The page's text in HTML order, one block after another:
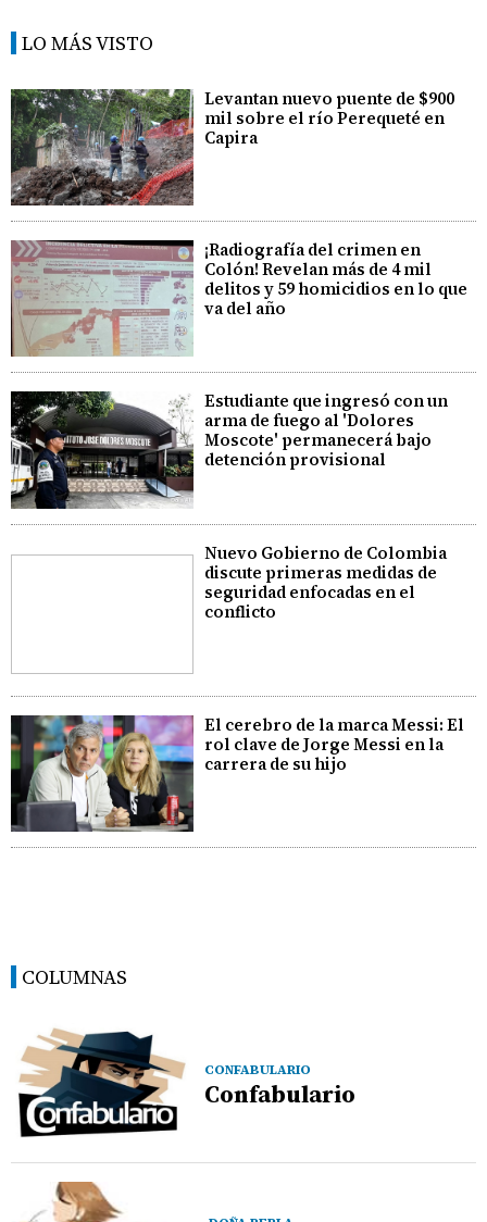
LO MÁS VISTO
Levantan nuevo puente de $900
mil sobre el río Perequeté en
Capira
¡Radiografía del crimen en
Colón! Revelan más de 4 mil
delitos y 59 homicidios en lo que
va del año
Estudiante que ingresó con un
arma de fuego al 'Dolores
Moscote' permanecerá bajo
detención provisional
Nuevo Gobierno de Colombia
discute primeras medidas de
seguridad enfocadas en el
conflicto
El cerebro de la marca Messi: El
rol clave de Jorge Messi en la
carrera de su hijo
COLUMNAS
CONFABULARIO
Confabulario